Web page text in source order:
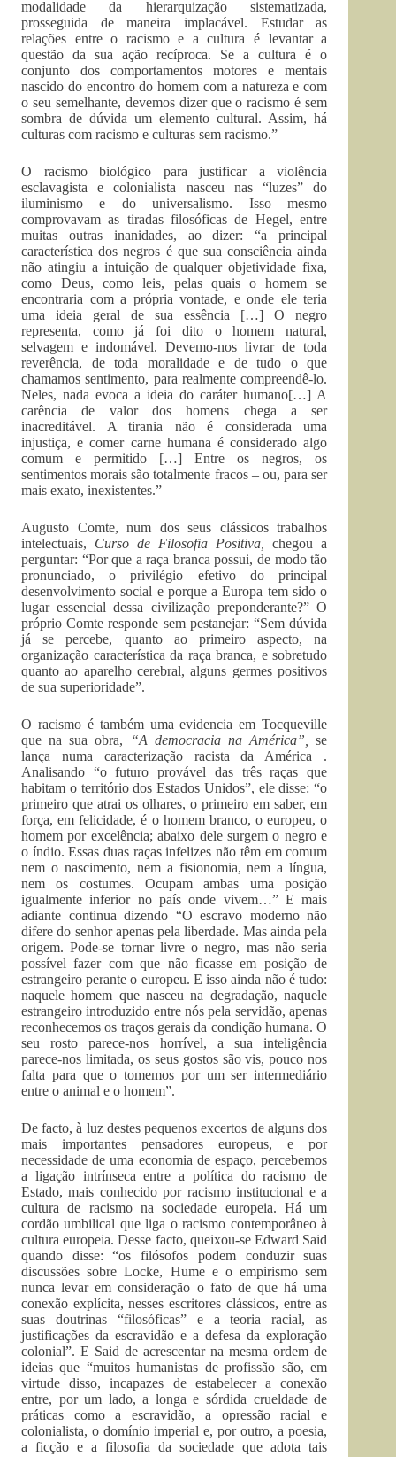
modalidade da hierarquização sistematizada,
prosseguida de maneira implacável. Estudar as
relações entre o racismo e a cultura é levantar a
questão da sua ação recíproca. Se a cultura é o
conjunto dos comportamentos motores e mentais
nascido do encontro do homem com a natureza e com
o seu semelhante, devemos dizer que o racismo é sem
sombra de dúvida um elemento cultural. Assim, há
culturas com racismo e culturas sem racismo.”
O racismo biológico para justificar a violência
esclavagista e colonialista nasceu nas “luzes” do
iluminismo e do universalismo. Isso mesmo
comprovavam as tiradas filosóficas de Hegel, entre
muitas outras inanidades, ao dizer: “a principal
característica dos negros é que sua consciência ainda
não atingiu a intuição de qualquer objetividade fixa,
como Deus, como leis, pelas quais o homem se
encontraria com a própria vontade, e onde ele teria
uma ideia geral de sua essência […] O negro
representa, como já foi dito o homem natural,
selvagem e indomável. Devemo-nos livrar de toda
reverência, de toda moralidade e de tudo o que
chamamos sentimento, para realmente compreendê-lo.
Neles, nada evoca a ideia do caráter humano[…] A
carência de valor dos homens chega a ser
inacreditável. A tirania não é considerada uma
injustiça, e comer carne humana é considerado algo
comum e permitido […] Entre os negros, os
sentimentos morais são totalmente fracos – ou, para ser
mais exato, inexistentes.”
Augusto Comte, num dos seus clássicos trabalhos
intelectuais, Curso de Filosofia Positiva,chegou a
perguntar: “Por que a raça branca possui, de modo tão
pronunciado, o privilégio efetivo do principal
desenvolvimento social e porque a Europa tem sido o
lugar essencial dessa civilização preponderante?” O
próprio Comte responde sem pestanejar: “Sem dúvida
já se percebe, quanto ao primeiro aspecto, na
organização característica da raça branca, e sobretudo
quanto ao aparelho cerebral, alguns germes positivos
de sua superioridade”.
O racismo é também uma evidencia em Tocqueville
que na sua obra, “A democracia na América”,se
lança numa caracterização racista da América .
Analisando “o futuro provável das três raças que
habitam o território dos Estados Unidos”, ele disse: “o
primeiro que atrai os olhares, o primeiro em saber, em
força, em felicidade, é o homem branco, o europeu, o
homem por excelência; abaixo dele surgem o negro e
o índio. Essas duas raças infelizes não têm em comum
nem o nascimento, nem a fisionomia, nem a língua,
nem os costumes. Ocupam ambas uma posição
igualmente inferior no país onde vivem…” E mais
adiante continua dizendo “O escravo moderno não
difere do senhor apenas pela liberdade. Mas ainda pela
origem. Pode-se tornar livre o negro, mas não seria
possível fazer com que não ficasse em posição de
estrangeiro perante o europeu. E isso ainda não é tudo:
naquele homem que nasceu na degradação, naquele
estrangeiro introduzido entre nós pela servidão, apenas
reconhecemos os traços gerais da condição humana. O
seu rosto parece-nos horrível, a sua inteligência
parece-nos limitada, os seus gostos são vis, pouco nos
falta para que o tomemos por um ser intermediário
entre o animal e o homem”.
De facto, à luz destes pequenos excertos de alguns dos
mais importantes pensadores europeus, e por
necessidade de uma economia de espaço, percebemos
a ligação intrínseca entre a política do racismo de
Estado, mais conhecido por racismo institucional e a
cultura de racismo na sociedade europeia. Há um
cordão umbilical que liga o racismo contemporâneo à
cultura europeia. Desse facto, queixou-se Edward Said
quando disse: “os filósofos podem conduzir suas
discussões sobre Locke, Hume e o empirismo sem
nunca levar em consideração o fato de que há uma
conexão explícita, nesses escritores clássicos, entre as
suas doutrinas “filosóficas” e a teoria racial, as
justificações da escravidão e a defesa da exploração
colonial”. E Said de acrescentar na mesma ordem de
ideias que “muitos humanistas de profissão são, em
virtude disso, incapazes de estabelecer a conexão
entre, por um lado, a longa e sórdida crueldade de
práticas como a escravidão, a opressão racial e
colonialista, o domínio imperial e, por outro, a poesia,
a ficção e a filosofia da sociedade que adota tais